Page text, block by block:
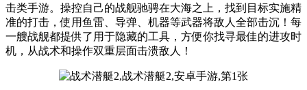
击类手游。操控自己的战舰驰骋在大海之上，找到目标实施精
准的打击，使用鱼雷、导弹、机器等武器将敌人全部击沉！每
一艘战舰都提供了用于隐藏的工具，方便你找寻最佳的进攻时
机，从战术和操作双重层面击溃敌人！